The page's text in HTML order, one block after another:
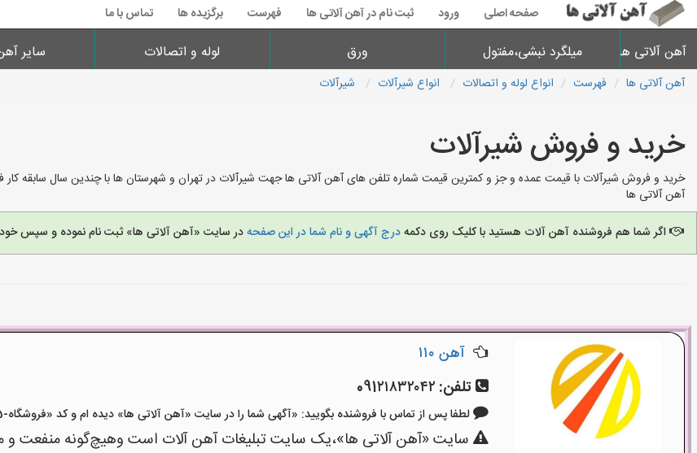
صفحه اصلی ورود ثبت نام در آهن آلاتی ها فهرست برگزیده ها تماس با ما
آهن آلاتی ها میلگرد نبشی،مفتول ورق لوله و اتصالات سایر
آهن آلاتی ها فهرست انواع لوله و اتصالات انواع شیرآلات شیرآلات
خرید و فروش شیرآلات
خرید و فروش شیرآلات با قیمت عمده و جز و کمترین قیمت شماره تلفن های آهن آلاتی ها جهت شیرآلات در تهران و شهرستان ها با چندین سال
آهن آلاتی ها
اگر شما هم فروشنده آهن آلات هستید با کلیک روی دکمهدرج آگهی و نام شما در این صفحهدر سایت «آهن آلاتی ها» ثبت نام نموده و سپس
آهن ۱۱۰
تلفن: 091۲۱۸۳۲۰۴۲
لطفا پس از تماس با فروشنده بگویید: «آگهی شما را در سایت «آهن آلاتی ها» دیده ام و کد «فروشگاه-10445» را اعلام کنید»
سایت «آهن آلاتی ها»،یک سایت تبلیغات آهن آلات است وهیچ‌گونه منفعت و